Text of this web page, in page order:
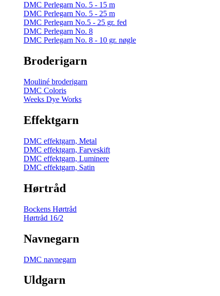
DMC Perlegarn No. 5 - 15 m
DMC Perlegarn No. 5 - 25 m
DMC Perlegarn No.5 - 25 gr. fed
DMC Perlegarn No. 8
DMC Perlegarn No. 8 - 10 gr. nøgle
Broderigarn
Mouliné broderigarn
DMC Coloris
Weeks Dye Works
Effektgarn
DMC effektgarn, Metal
DMC effektgarn, Farveskift
DMC effektgarn, Luminere
DMC effektgarn, Satin
Hørtråd
Bockens Hørtråd
Hørtråd 16/2
Navnegarn
DMC navnegarn
Uldgarn